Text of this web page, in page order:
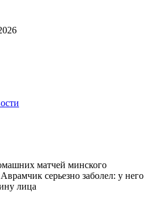
матчей минского
серьезно заболел: у него
лица